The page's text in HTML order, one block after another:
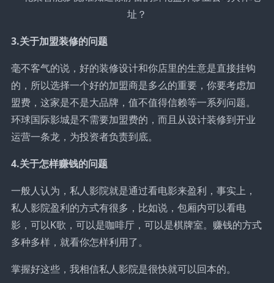
3.关于加盟装修的问题
毫不客气的说，好的装修设计和你店里的生意是直接挂钩
的，所以选择一个好的加盟商是多么的重要，你要考虑加
盟费，这家是不是大品牌，值不值得信赖等一系列问题。
环球国际影城是不需要加盟费的，而且从设计装修到开业
运营一条龙，为投资者负责到底。
4.关于怎样赚钱的问题
一般人认为，私人影院就是通过看电影来盈利，事实上，
私人影院盈利的方式有很多，比如说，包厢内可以看电
影，可以K歌，可以是咖啡厅，可以是棋牌室。赚钱的方式
多种多样，就看你怎样利用了。
掌握好这些，我相信私人影院是很快就可以回本的。